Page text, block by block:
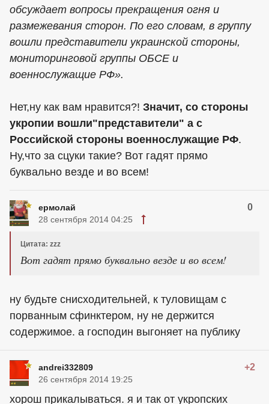
обсуждает вопросы прекращения огня и
размежевания сторон. По его словам, в группу
вошли представители украинской стороны,
мониторинговой группы ОБСЕ и
военнослужащие РФ».
Нет,ну как вам нравится?! Значит, со стороны
укропии вошли"представители" а с
Российской стороны военнослужащие РФ.
Ну,что за сцуки такие? Вот гадят прямо
буквально везде и во всем!
ермолай 0
28 сентября 2014 04:25
Цитата: zzz
Вот гадят прямо буквально везде и во всем!
ну будьте снисходительней, к туловищам с
порванным сфинктером, ну не держится
содержимое. а господин выгоняет на публику
andrei332809 +2
26 сентября 2014 19:25
хорош прикалываться. я и так от укропских